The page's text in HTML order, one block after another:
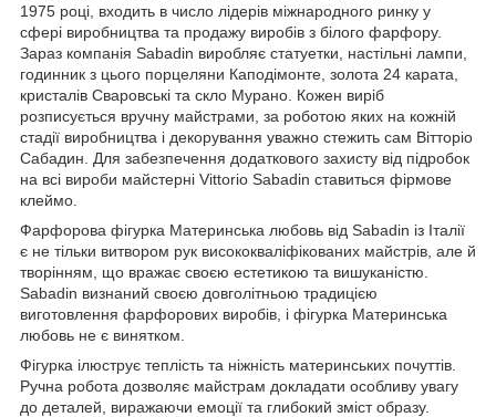
1975 році, входить в число лідерів міжнародного ринку у
сфері виробництва та продажу виробів з білого фарфору.
Зараз компанія Sabadin виробляє статуетки, настільні лампи,
годинник з цього порцеляни Каподімонте, золота 24 карата,
кристалів Сваровські та скло Мурано. Кожен виріб
розписується вручну майстрами, за роботою яких на кожній
стадії виробництва і декорування уважно стежить сам Вітторіо
Сабадин. Для забезпечення додаткового захисту від підробок
на всі вироби майстерні Vittorio Sabadin ставиться фірмове
клеймо.
Фарфорова фігурка Материнська любовь від Sabadin із Італії
є не тільки витвором рук висококваліфікованих майстрів, але й
творінням, що вражає своєю естетикою та вишуканістю.
Sabadin визнаний своєю довголітньою традицією
виготовлення фарфорових виробів, і фігурка Материнська
любовь не є винятком.
Фігурка ілюструє теплість та ніжність материнських почуттів.
Ручна робота дозволяє майстрам докладати особливу увагу
до деталей, виражаючи емоції та глибокий зміст образу.